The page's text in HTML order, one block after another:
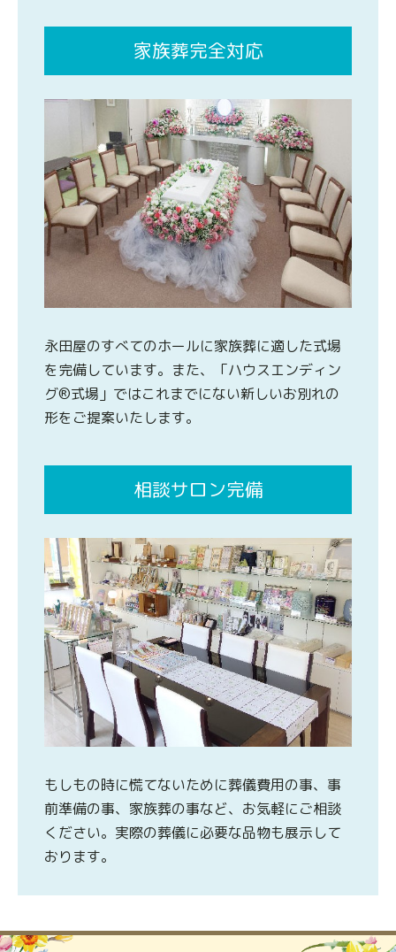
家族葬完全対応
永田屋のすべてのホールに家族葬に適した式場
を完備しています。また、「ハウスエンディン
グ®式場」ではこれまでにない新しいお別れの
形をご提案いたします。
相談サロン完備
もしもの時に慌てないために葬儀費用の事、事
前準備の事、家族葬の事など、お気軽にご相談
ください。実際の葬儀に必要な品物も展示して
おります。